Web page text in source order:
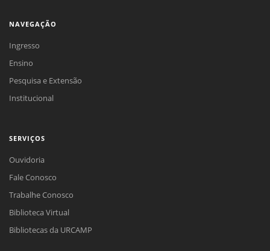
NAVEGAÇÃO
Ingresso
Ensino
Pesquisa e Extensão
Institucional
SERVIÇOS
Ouvidoria
Fale Conosco
Trabalhe Conosco
Biblioteca Virtual
Bibliotecas da URCAMP